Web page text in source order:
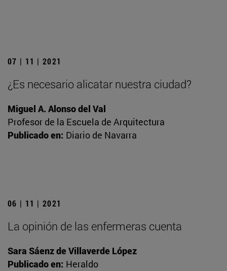
07 | 11 | 2021
¿Es necesario alicatar nuestra ciudad?
Miguel A. Alonso del Val
Profesor de la Escuela de Arquitectura
Publicado en: Diario de Navarra
06 | 11 | 2021
La opinión de las enfermeras cuenta
Sara Sáenz de Villaverde López
Publicado en: Heraldo